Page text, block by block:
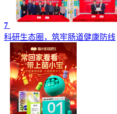
7
科研生态圈，筑牢肠道健康防线